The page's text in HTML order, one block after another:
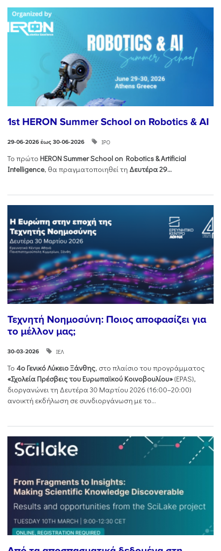
1st HERON Summer School on Robotics & AI
29-06-2026 έως 30-06-2026 ΙΡΟ
Το πρώτο HERONSummerSchool on Robotics &Artificial
Intelligence, θα πραγματοποιηθεί τη Δευτέρα 29...
Τεχνητή Νοημοσύνη: Ποιος αποφασίζει για
το μέλλον μας;
30-03-2026 ΙΕΛ
Το 4ο Γενικό Λύκειο Ξάνθης, στο πλαίσιο του προγράμματος
«Σχολεία Πρέσβεις του Ευρωπαϊκού Κοινοβουλίου»(EPAS),
διοργανώνει τη Δευτέρα 30 Μαρτίου 2026 (16:00–20:00)
ανοικτή εκδήλωση σε συνδιοργάνωση με το...